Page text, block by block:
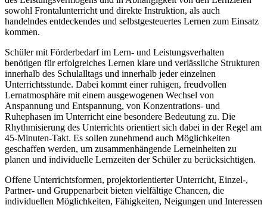
sowohl Frontalunterricht und direkte Instruktion, als auch
handelndes entdeckendes und selbstgesteuertes Lernen zum Einsatz
kommen.
Schüler mit Förderbedarf im Lern- und Leistungsverhalten
benötigen für erfolgreiches Lernen klare und verlässliche Strukturen
innerhalb des Schulalltags und innerhalb jeder einzelnen
Unterrichtsstunde. Dabei kommt einer ruhigen, freudvollen
Lernatmosphäre mit einem ausgewogenen Wechsel von
Anspannung und Entspannung, von Konzentrations- und
Ruhephasen im Unterricht eine besondere Bedeutung zu. Die
Rhythmisierung des Unterrichts orientiert sich dabei in der Regel am
45-Minuten-Takt. Es sollen zunehmend auch Möglichkeiten
geschaffen werden, um zusammenhängende Lerneinheiten zu
planen und individuelle Lernzeiten der Schüler zu berücksichtigen.
Offene Unterrichtsformen, projektorientierter Unterricht, Einzel-,
Partner- und Gruppenarbeit bieten vielfältige Chancen, die
individuellen Möglichkeiten, Fähigkeiten, Neigungen und Interessen